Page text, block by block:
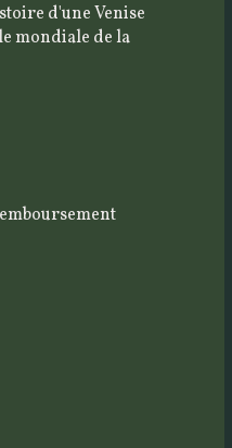
d'une Venise
mondiale de la